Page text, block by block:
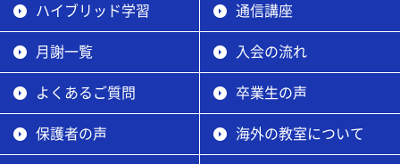
ハイブリッド学習 通信講座
月謝一覧 入会の流れ
よくあるご質問 卒業生の声
保護者の声 海外の教室について